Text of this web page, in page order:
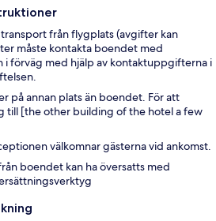
från flygplats (avgifter kan
måste kontakta boendet med
i förväg med hjälp av kontaktuppgifterna i
på annan plats än boendet. För att
till [the other building of the hotel a few
välkomnar gästerna vid ankomst.
boendet kan ha översatts med